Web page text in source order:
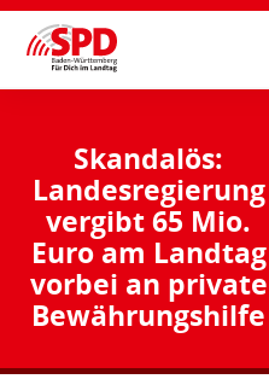
Skandalös:
Landesregierung
vergibt 65 Mio.
Euro am Landtag
vorbei an private
Bewährungshilfe